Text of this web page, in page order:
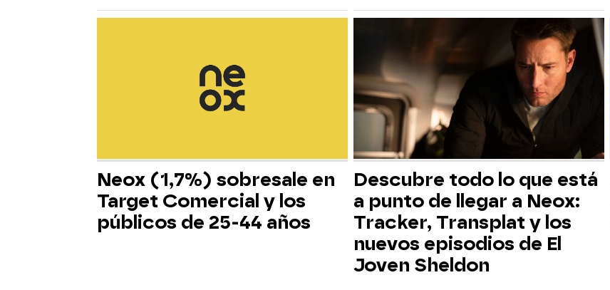
Neox (1,7%) sobresale en
Target Comercial y los
públicos de 25-44 años
Descubre todo lo que está
a punto de llegar a Neox:
Tracker, Transplat y los
nuevos episodios de El
Joven Sheldon